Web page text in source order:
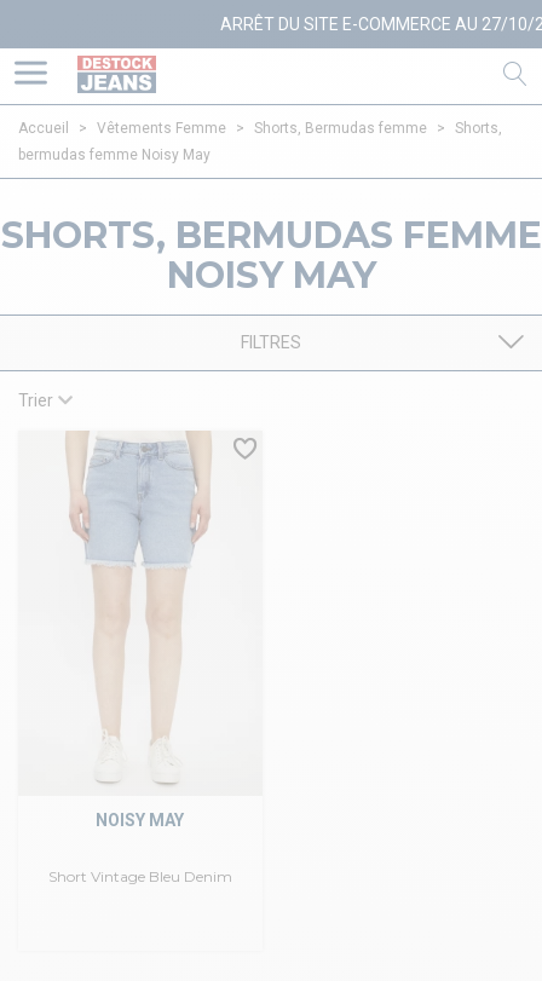
ARRÊT DU SITE E-COMMERCE AU 27/10/
Accueil > Vêtements Femme > Shorts, Bermudas femme >
Shorts,
bermudas femme Noisy May
SHORTS, BERMUDAS FEMME
NOISY MAY
FILTRES
Trier
Short Vintage Bleu Denim
NOISY MAY